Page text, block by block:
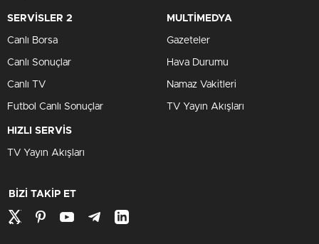
SERVİSLER 2
Canlı Borsa
Canlı Sonuçlar
Canlı TV
Futbol Canlı Sonuçlar
MULTİMEDYA
Gazeteler
Hava Durumu
Namaz Vakitleri
TV Yayın Akışları
HIZLI SERVİS
TV Yayın Akışları
BİZİ TAKİP ET